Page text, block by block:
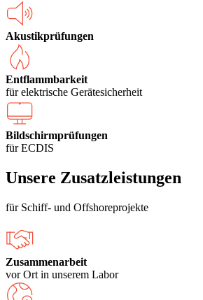
Akustikprüfungen
Entflammbarkeit
für elektrische Gerätesicherheit
Bildschirmprüfungen
für ECDIS
Unsere Zusatzleistungen
für Schiff- und Offshoreprojekte
Zusammenarbeit
vor Ort in unserem Labor